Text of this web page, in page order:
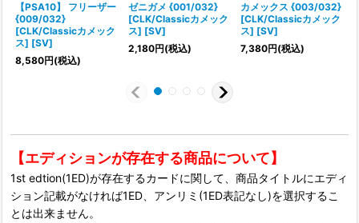
【PSA10】 フリーザー
{009/032}
[CLK/Classicカメック
ス] [SV]
8,580円(税込)
ゼニガメ {001/032}
[CLK/Classicカメック
ス] [SV]
2,180円(税込)
カメックス {003/032}
[CLK/Classicカメック
ス] [SV]
7,380円(税込)
【エディションが存在する商品について】
1st edtion(1ED)が存在するカードに関して、商品タイトルにエディ
ション記載がなければ1ED、アンリミ(1ED表記なし)を選択するこ
とは出来ません。